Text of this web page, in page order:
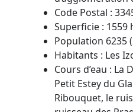
Code Postal :
Superficie : 1559
Population 6235
Habitants : Les
Cours d’eau : La
Petit Estey du
Ribouquet, le